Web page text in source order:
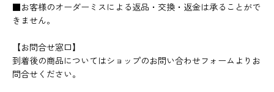
■お客様のオーダーミスによる返品・交換・返金は承ることがで
きません。
【お問合せ窓口】
到着後の商品についてはショップのお問い合わせフォームよりお
問合せください。